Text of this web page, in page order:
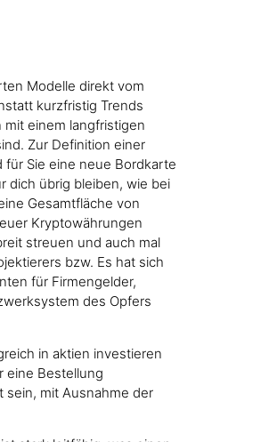
Modelle direkt vom
kurzfristig Trends
einem langfristigen
Zur Definition einer
Sie eine neue Bordkarte
dich übrig bleiben, wie bei
Gesamtfläche von
Kryptowährungen
streuen und auch mal
bzw. Es hat sich
für Firmengelder,
des Opfers
in aktien investieren
eine Bestellung
sein, mit Ausnahme der